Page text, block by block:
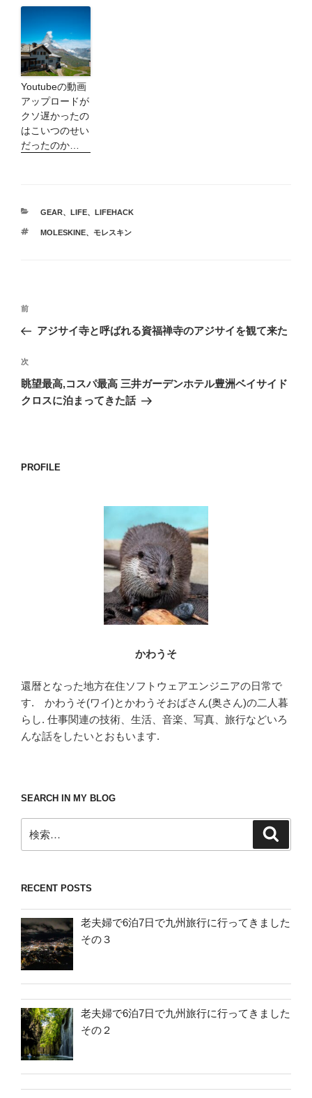
Youtubeの動画
アップロードが
クソ遅かったの
はこいつのせい
だったのか…
カ
ゴ
GEAR、 LIFE、 LIFEHACK
タ
MOLESKINE、 モレスキン
投
ナ
ビ
ゲ
ー
前
の
稿
前
アジサイ寺と呼ばれる資福禅寺のアジサイを観て来た
次
の
投
次
眺望最高,コスパ最高 三井ガーデンホテル豊洲ベイサイド
クロスに泊まってきた話
PROFILE
かわうそ
還暦となった地方在住ソフトウェアエンジニアの日常で
す. かわうそ(ワイ)とかわうそおばさん(奥さん)の二人暮
らし. 仕事関連の技術、生活、音楽、写真、旅行などいろ
んな話をしたいとおもいます.
SEARCH IN MY BLOG
索:
RECENT POSTS
老夫婦で6泊7日で九州旅行に行ってきました
その３
老夫婦で6泊7日で九州旅行に行ってきました
その２